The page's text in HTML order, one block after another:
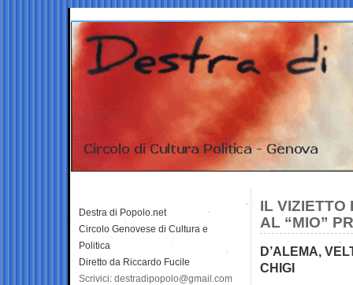
IL VIZIETTO
AL “MIO”
D’ALEMA,
CHIGI
Destra di Popolo.net
Circolo Genovese di Cultura e
Politica
Diretto da Riccardo Fucile
Scrivici: destradipopolo@gmail.com